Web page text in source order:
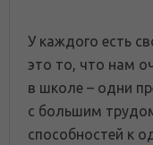
У каждого есть
это то, что нам
в школе – одни
с большим
способностей к